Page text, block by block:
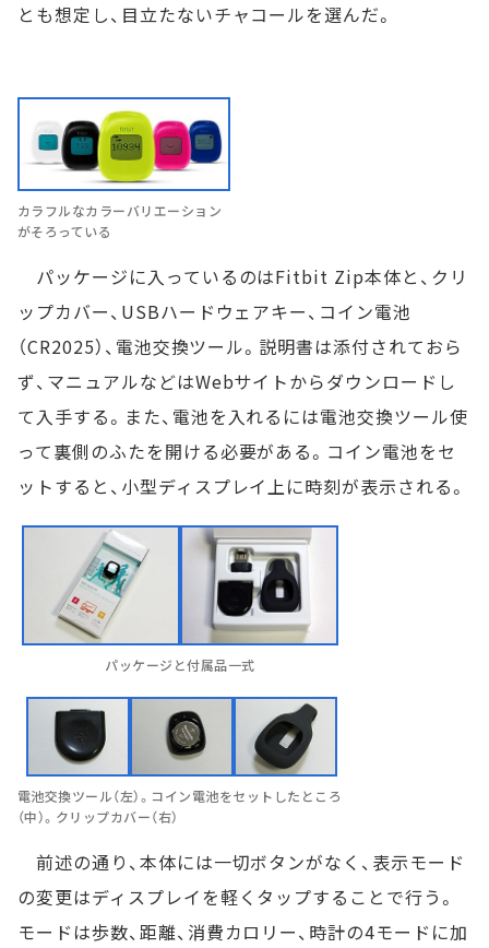
とも想定し、目立たないチャコールを選んだ。
カラフルなカラーバリエーション
がそろっている
パッケージに入っているのはFitbit Zip本体と、クリ
ップカバー、USBハードウェアキー、コイン電池
（CR2025）、電池交換ツール。説明書は添付されておら
ず、マニュアルなどはWebサイトからダウンロードし
て入手する。また、電池を入れるには電池交換ツール使
って裏側のふたを開ける必要がある。コイン電池をセ
ットすると、小型ディスプレイ上に時刻が表示される。
パッケージと付属品一式
電池交換ツール（左）。コイン電池をセットしたところ
（中）。クリップカバー（右）
前述の通り、本体には一切ボタンがなく、表示モード
の変更はディスプレイを軽くタップすることで行う。
モードは歩数、距離、消費カロリー、時計の4モードに加